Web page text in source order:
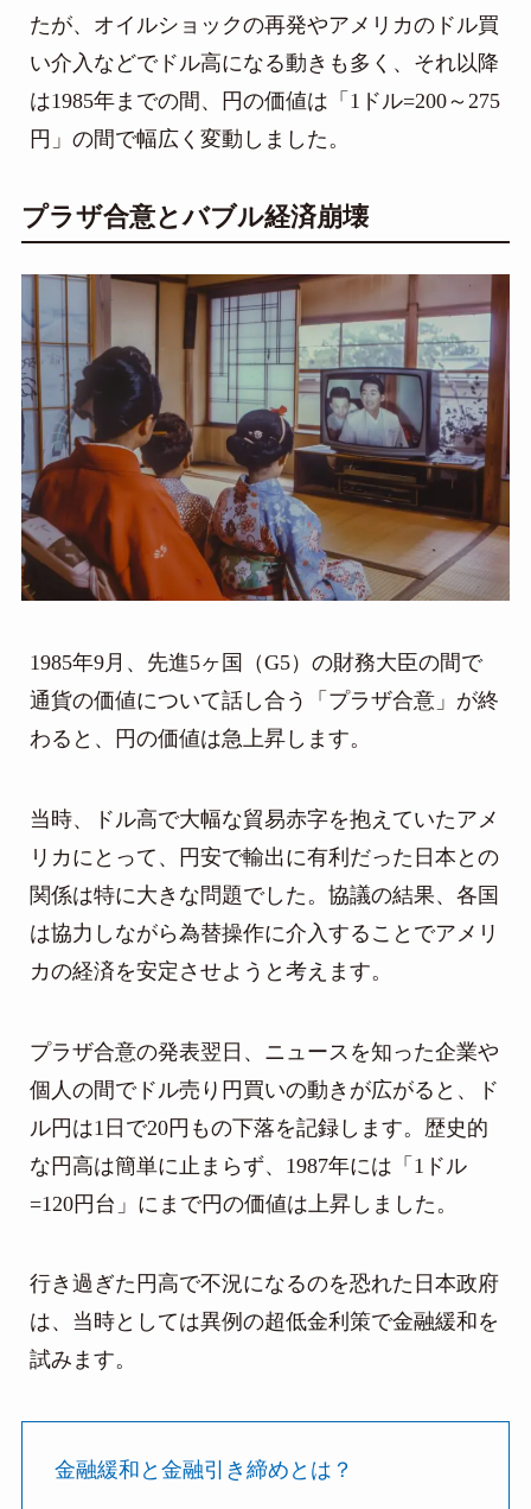
たが、オイルショックの再発やアメリカのドル買
い介入などでドル高になる動きも多く、それ以降
は1985年までの間、円の価値は「1ドル=200～275
円」の間で幅広く変動しました。
プラザ合意とバブル経済崩壊
1985年9月、先進5ヶ国（G5）の財務大臣の間で
通貨の価値について話し合う「プラザ合意」が終
わると、円の価値は急上昇します。
当時、ドル高で大幅な貿易赤字を抱えていたアメ
リカにとって、円安で輸出に有利だった日本との
関係は特に大きな問題でした。協議の結果、各国
は協力しながら為替操作に介入することでアメリ
カの経済を安定させようと考えます。
プラザ合意の発表翌日、ニュースを知った企業や
個人の間でドル売り円買いの動きが広がると、ド
ル円は1日で20円もの下落を記録します。歴史的
な円高は簡単に止まらず、1987年には「1ドル
=120円台」にまで円の価値は上昇しました。
行き過ぎた円高で不況になるのを恐れた日本政府
は、当時としては異例の超低金利策で金融緩和を
試みます。
金融緩和と金融引き締めとは？